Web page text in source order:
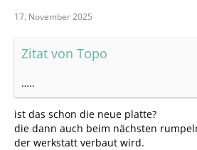
17. November 2025
Zitat von Topo
…..
ist das schon die neue platte?
die dann auch beim nächsten
der werkstatt verbaut wird.